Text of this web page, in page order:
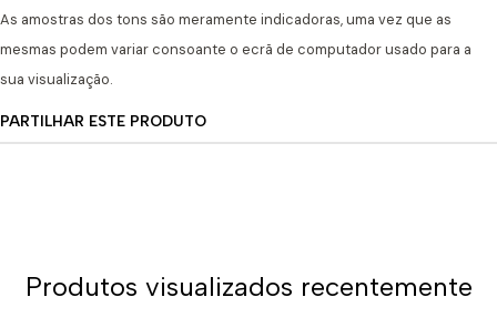
As amostras dos tons são meramente indicadoras, uma vez que as
mesmas podem variar consoante o ecrã de computador usado para a
sua visualização.
PARTILHAR ESTE PRODUTO
Produtos visualizados recentemente